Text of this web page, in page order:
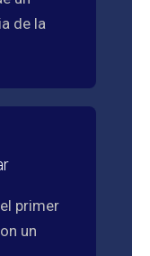
de la
primer
un